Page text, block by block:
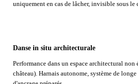
uniquement en cas de lâcher, invisible sous le
Danse in situ architecturale
Performance dans un espace architectural non
château). Harnais autonome, système de